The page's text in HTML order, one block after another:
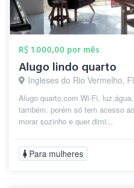
R$ 1.000,00 por mês
Alugo lindo quarto
Ingleses do Rio Vermelho,
Alugo quarto,com Wi-Fi,
também. porém só tem acesso
morar sozinho e quer dimi...
Para mulheres